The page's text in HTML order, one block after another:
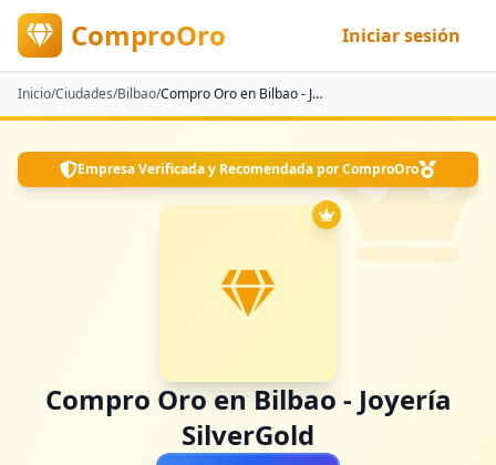
ComproOro Iniciar sesión
Inicio/Ciudades/Bilbao/ Compro Oro en Bilbao - Joyería SilverGold
Empresa Verificada y Recomendada por ComproOro
Compro Oro en Bilbao - Joyería
SilverGold